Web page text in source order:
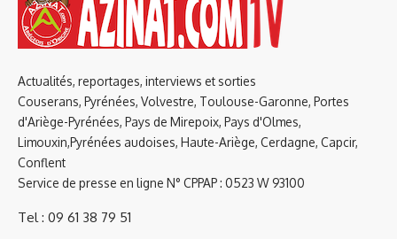
Actualités, reportages, interviews et sorties
Couserans, Pyrénées, Volvestre, Toulouse-Garonne, Portes
d'Ariège-Pyrénées, Pays de Mirepoix, Pays d'Olmes,
Limouxin,Pyrénées audoises, Haute-Ariège, Cerdagne, Capcir,
Conflent
Service de presse en ligne N° CPPAP : 0523 W 93100
Tel : 09 61 38 79 51